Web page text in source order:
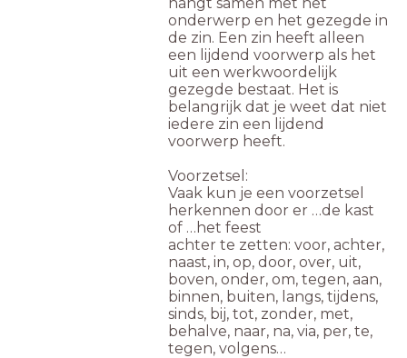
onderwerp en het gezegde in
de zin. Een zin heeft alleen
een lijdend voorwerp als het
uit een werkwoordelijk
gezegde bestaat. Het is
belangrijk dat je weet dat niet
iedere zin een lijdend
voorwerp heeft.
Voorzetsel:
Vaak kun je een voorzetsel
herkennen door er …de kast
of …het feest
achter te zetten: voor, achter,
naast, in, op, door, over, uit,
boven, onder, om, tegen, aan,
binnen, buiten, langs, tijdens,
sinds, bij, tot, zonder, met,
behalve, naar, na, via, per, te,
tegen, volgens…